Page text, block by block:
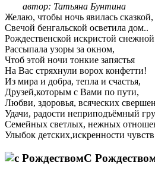
автор: Татьяна Бунтина
Желаю, чтобы ночь явилась сказкой,
Свечой бенгальской осветила дом..
Рождественской искристой снежной
Рассыпала узоры за окном,
Чтоб этой ночи тонкие запястья
На Вас стряхнули ворох конфетти!
Из мира и добра, тепла и счастья,
Друзей,которым с Вами по пути,
Любви, здоровья, всяческих
Удачи, радости неприподъёмный
Семейных светлых, нежных
Улыбок детских,искренности
С